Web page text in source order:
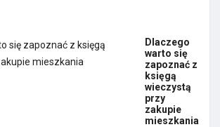
Dlaczego
warto się
zapoznać z
księgą
wieczystą
przy
zakupie
mieszkania